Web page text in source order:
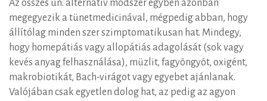
Az összes ún. alternatív módszer egyben azonban
megegyezik a tünetmedicinával, mégpedig abban, hogy
állítólag minden szer szimptomatikusan hat. Mindegy,
hogy homepátiás vagy allopátiás adagolását (sok vagy
kevés anyag felhasználása), müzlit, fagyöngyöt, oxigént,
makrobiotikát, Bach-virágot vagy egyebet ajánlanak.
Valójában csak egyetlen dolog hat, az pedig az agyon